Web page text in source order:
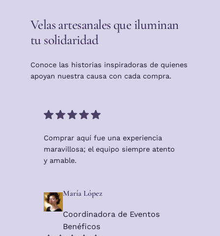
Velas artesanales que iluminan
tu solidaridad
Conoce las historias inspiradoras de quienes
apoyan nuestra causa con cada compra.
Comprar aquí fue una experiencia
maravillosa; el equipo siempre atento
y amable.
María López
Coordinadora de Eventos
Benéficos